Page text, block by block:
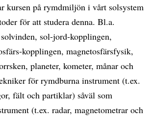
kursen på rymdmiljön i vårt solsystem
för att studera denna. Bl.a.
sol-jord-kopplingen,
kopplingen, magnetosfärsfysik,
planeter, kometer, månar och
för rymdburna instrument (t.ex.
fält och partiklar) såväl som
(t.ex. radar, magnetometrar och